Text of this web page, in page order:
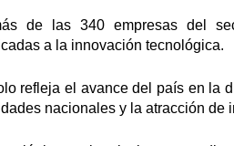
de las 340 empresas del
a la innovación tecnológica.
refleja el avance del país en la
nacionales y la atracción de